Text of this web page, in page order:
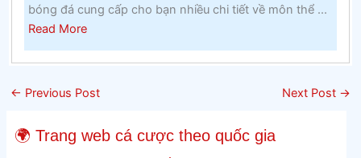
trường
cao
đẳng
giáo
năm
bóng đá cung cấp cho bạn nhiều chi tiết về môn thể ...
Read Moreabout
Điểm
số
của
–
← Previous Post Next Post →
🌍 Trang web cá cược theo quốc gia